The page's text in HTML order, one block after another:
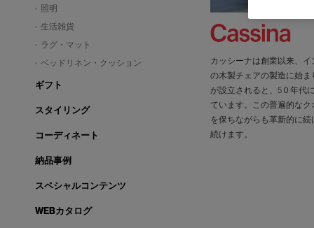
カッシーナは創業以来、
の木製チェアの製造に始
が設立されると、5０年代
ています。この普遍的な
を保ちながらも革新的に
続けます。
照明
生活雑貨
ラグ・マット
ベッドリネン・クッション
ギフト
スタイリング
コーディネート
納品事例
スペシャルコンテンツ
WEBカタログ